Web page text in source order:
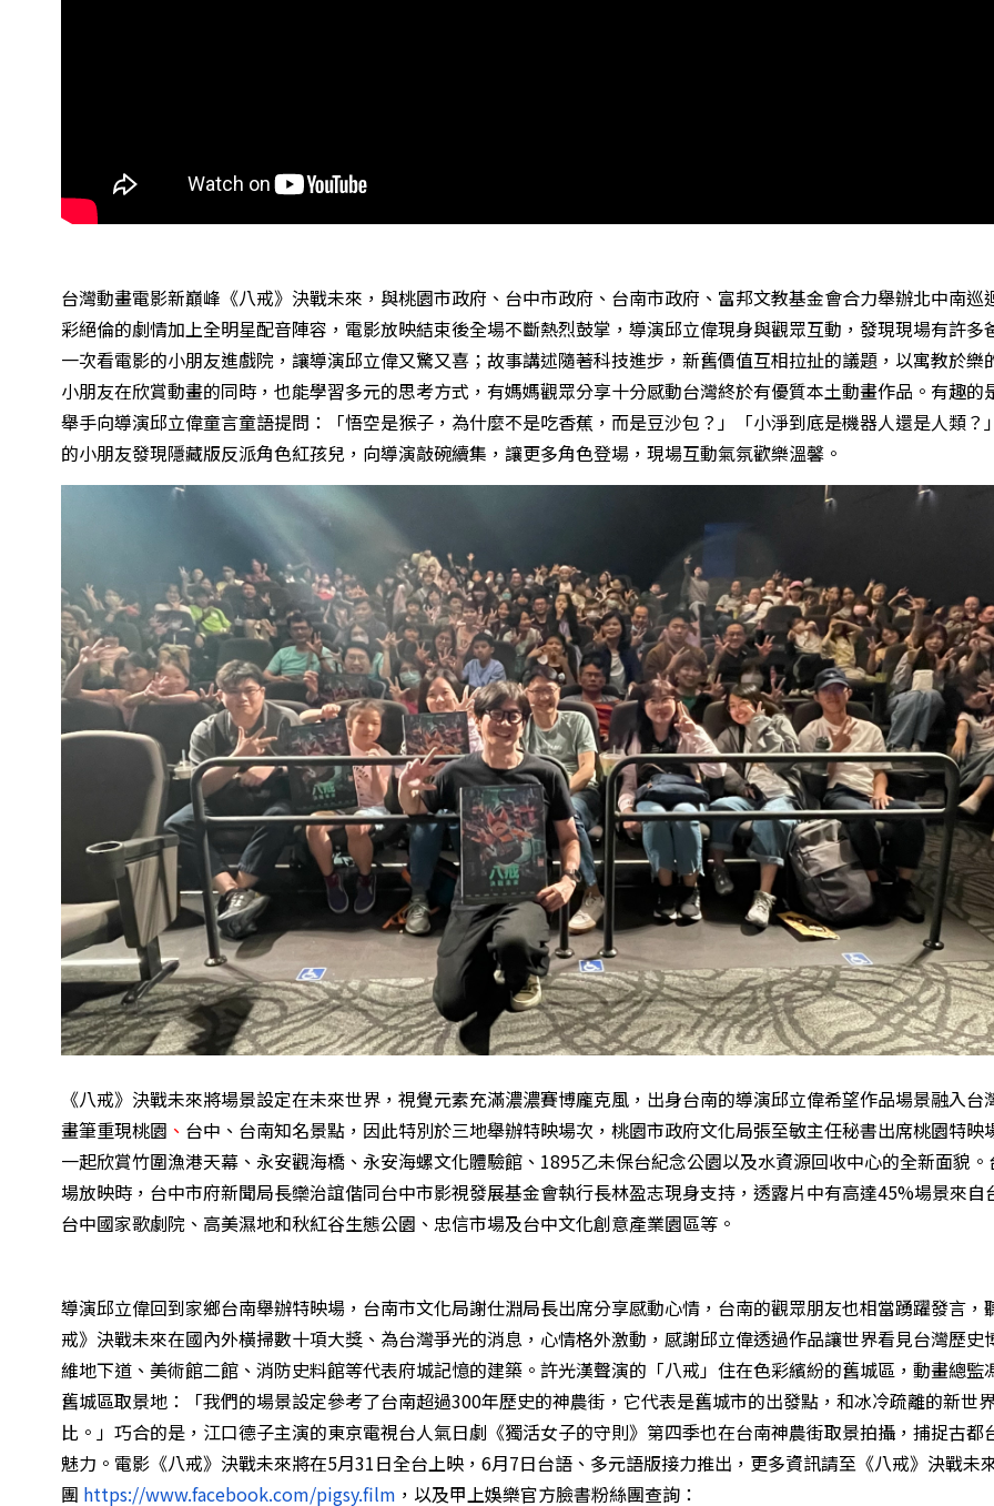
台灣動畫電影新巔峰《八戒》決戰未來，與桃園市政府、台中市政府、台南市政府、富邦文教基金會合力舉辦北中南巡
彩絕倫的劇情加上全明星配音陣容，電影放映結束後全場不斷熱烈鼓掌，導演邱立偉現身與觀眾互動，發現現場有許多
一次看電影的小朋友進戲院，讓導演邱立偉又驚又喜；故事講述隨著科技進步，新舊價值互相拉扯的議題，以寓教於樂
小朋友在欣賞動畫的同時，也能學習多元的思考方式，有媽媽觀眾分享十分感動台灣終於有優質本土動畫作品。有趣的
舉手向導演邱立偉童言童語提問：「悟空是猴子，為什麼不是吃香蕉，而是豆沙包？」「小淨到底是機器人還是人類？
的小朋友發現隱藏版反派角色紅孩兒，向導演敲碗續集，讓更多角色登場，現場互動氣氛歡樂溫馨。
《八戒》決戰未來將場景設定在未來世界，視覺元素充滿濃濃賽博龐克風，出身台南的導演邱立偉希望作品場景融入台
畫筆重現桃園 、 台中、台南知名景點，因此特別於三地舉辦特映場次，桃園市政府文化局張至敏主任秘書出席桃園特映
一起欣賞竹圍漁港天幕、永安觀海橋、永安海螺文化體驗館、1895乙未保台紀念公園以及水資源回收中心的全新面貌。
場放映時，台中市府新聞局長欒治誼偕同台中市影視發展基金會執行長林盈志現身支持，透露片中有高達45%場景來自
台中國家歌劇院、高美濕地和秋紅谷生態公園、忠信市場及台中文化創意產業園區等。
導演邱立偉回到家鄉台南舉辦特映場，台南市文化局謝仕淵局長出席分享感動心情，台南的觀眾朋友也相當踴躍發言，
戒》決戰未來在國內外橫掃數十項大獎、為台灣爭光的消息，心情格外激動，感謝邱立偉透過作品讓世界看見台灣歷史
維地下道、美術館二館、消防史料館等代表府城記憶的建築。許光漢聲演的「八戒」住在色彩繽紛的舊城區，動畫總監
舊城區取景地：「我們的場景設定參考了台南超過300年歷史的神農街，它代表是舊城市的出發點，和冰冷疏離的新世
比。」巧合的是，江口德子主演的東京電視台人氣日劇《獨活女子的守則》第四季也在台南神農街取景拍攝，捕捉古都
魅力。電影《八戒》決戰未來將在5月31日全台上映，6月7日台語、多元語版接力推出，更多資訊請至《八戒》決戰未
團 https://www.facebook.com/pigsy.film ，以及甲上娛樂官方臉書粉絲團查詢：